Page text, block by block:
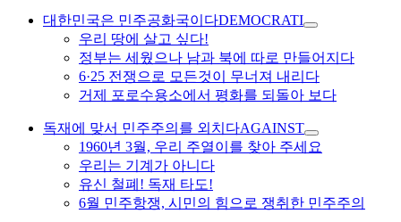
대한민국은 민주공화국이다DEMOCRATI
우리 땅에 살고 싶다!
정부는 세웠으나 남과 북에 따로 만들어지다
6·25 전쟁으로 모든것이 무너져 내리다
거제 포로수용소에서 평화를 되돌아 보다
독재에 맞서 민주주의를 외치다AGAINST
1960년 3월, 우리 주열이를 찾아 주세요
우리는 기계가 아니다
유신 철폐! 독재 타도!
6월 민주항쟁, 시민의 힘으로 쟁취한 민주주의